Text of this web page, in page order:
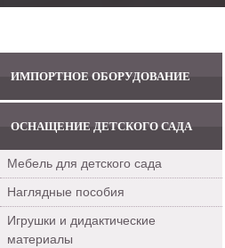
ИМПОРТНОЕ ОБОРУДОВАНИЕ
ОСНАЩЕНИЕ ДЕТСКОГО САДА
Мебель для детского сада
Наглядные пособия
Игрушки и дидактические
материалы